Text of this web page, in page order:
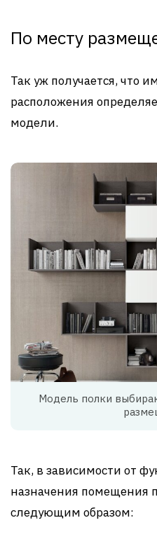
По месту
Так уж получается, что
расположения
модели.
Модель полки
Так, в зависимости от
назначения помещения
следующим образом: